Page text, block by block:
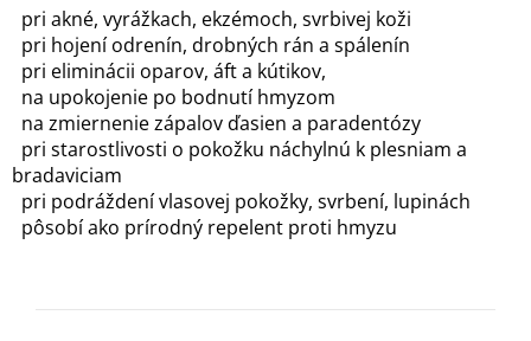
p
i
s
u
pri akné, vyrážkach, ekzémoch, svrbivej koži
pri hojení odrenín, drobných rán a spálenín
pri eliminácii oparov, áft a kútikov,
na upokojenie po bodnutí hmyzom
na zmiernenie zápalov ďasien a paradentózy
pri starostlivosti o pokožku náchylnú k plesniam a
bradaviciam
pri podráždení vlasovej pokožky, svrbení, lupinách
pôsobí ako prírodný repelent proti hmyzu